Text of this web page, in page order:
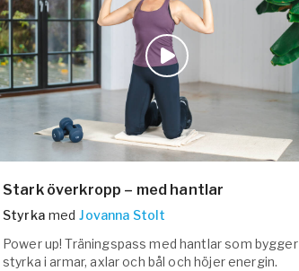
Stark överkropp – med hantlar
Styrka med Jovanna Stolt
Power up! Träningspass med hantlar som bygger
styrka i armar, axlar och bål och höjer energin.